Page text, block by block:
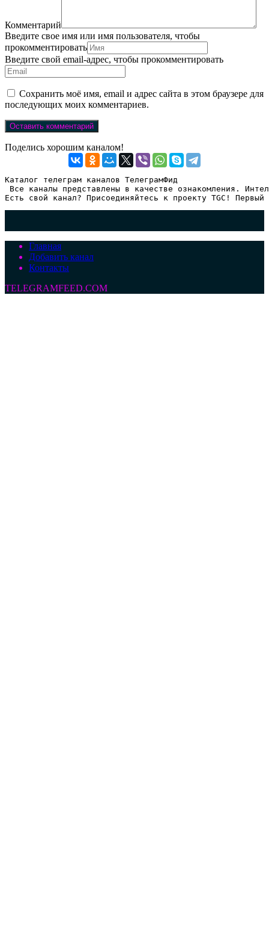
Комментарий
Введите свое имя или имя пользователя, чтобы
прокомментировать
Введите свой email-адрес, чтобы прокомментировать
Сохранить моё имя, email и адрес сайта в этом браузере для
последующих моих комментариев.
Поделись хорошим каналом!
Каталог телеграм каналов ТелеграмФид
Все каналы представлены в качестве ознакомления.
Есть свой канал? Присоединяйтесь к проекту TGC!
Главная
Добавить канал
Контакты
TELEGRAMFEED.COM